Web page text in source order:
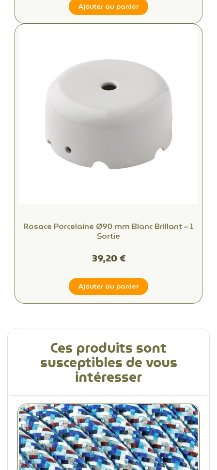
Ajouter au panier
Rosace Porcelaine Ø90 mm Blanc Brillant – 1
Sortie
39,20 €
Ajouter au panier
Ces produits sont
susceptibles de vous
intéresser